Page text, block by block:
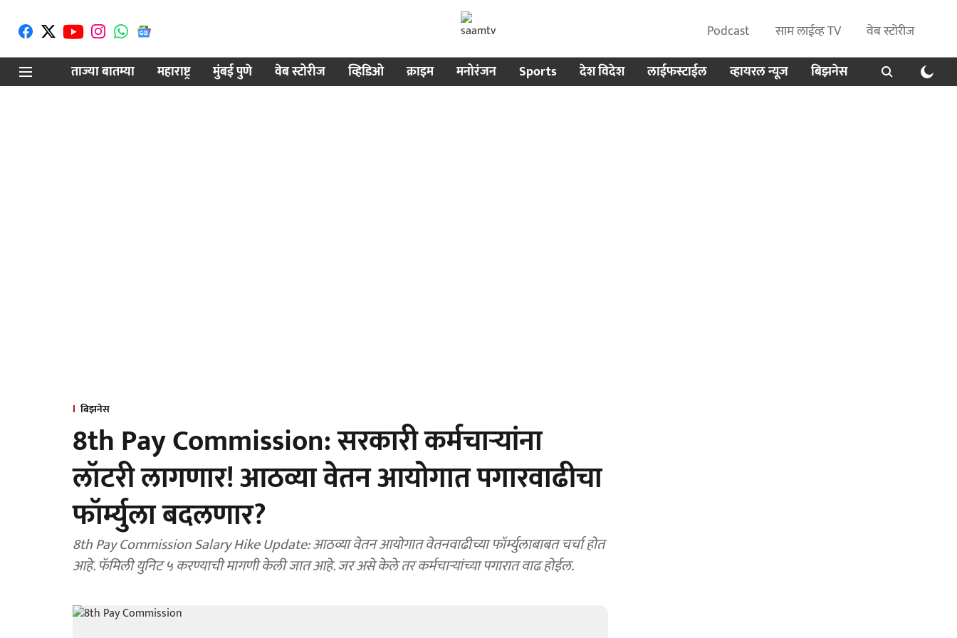
Podcast साम लाईव्ह TV
वेब स्टोरीज
ताज्या बातम्या
महाराष्ट्र मुंबई पुणे वेब स्टोरीज व्हिडिओ क्राइम मनोरंजन Sports देश विदेश लाईफस्टाईल व्हायरल न्यूज बिझनेस
बिझनेस
8th Pay Commission: सरकारी कर्मचाऱ्यांना
लॉटरी लागणार! आठव्या वेतन आयोगात पगारवाढीचा
फॉर्म्युला बदलणार?
8th Pay Commission Salary Hike Update: आठव्या वेतन आयोगात वेतनवाढीच्या फॉर्म्युलाबाबत चर्चा होत
आहे. फॅमिली युनिट ५ करण्याची मागणी केली जात आहे. जर असे केले तर कर्मचाऱ्यांच्या पगारात वाढ होईल.